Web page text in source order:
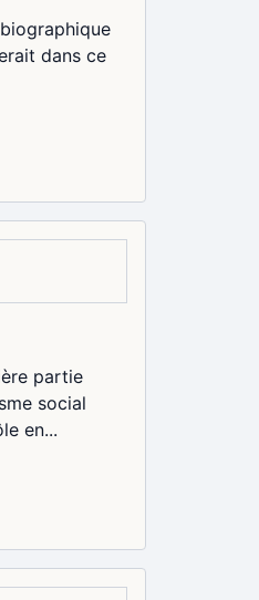
dans ce
partie
social
en...